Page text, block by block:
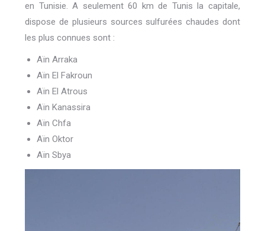
en Tunisie. A seulement 60 km de Tunis la capitale,
dispose de plusieurs sources sulfurées chaudes dont
les plus connues sont :
Aïn Arraka
Aïn El Fakroun
Aïn El Atrous
Aïn Kanassira
Aïn Chfa
Aïn Oktor
Aïn Sbya